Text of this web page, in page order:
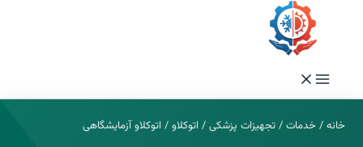
خانه/ خدمات/ تجهیزات پزشکی/ اتوکلاو/ اتوکلاو آزمایشگاهی